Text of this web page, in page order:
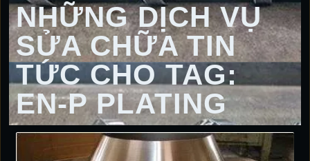
NHỮNG DỊCH VỤ
SỬA CHỮA TIN
TỨC CHO TAG:
EN-P PLATING